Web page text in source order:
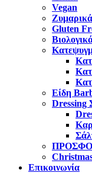
Vegan
Ζυμαρικά
Gluten
Είδη
Dressing
Επικοινωνία